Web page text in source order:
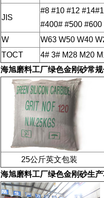
JIS
#8 #10 #12
#400# #500
W
W63 W50 W40
TOCT
4# 3# M28 M20
海旭磨料工厂绿色金刚砂常
25公斤英文包装
海旭磨料工厂绿色金刚砂生